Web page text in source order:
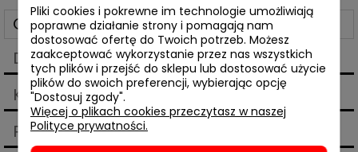
Opis
Dane techniczne
Koszty dostawy
Cena nie zawiera ewentualnych kosztów płatności
Produkty powiązane
Pliki cookies i pokrewne im technologie umożliwiają
poprawne działanie strony i pomagają nam
dostosować ofertę do Twoich potrzeb. Możesz
zaakceptować wykorzystanie przez nas wszystkich
tych plików i przejść do sklepu lub dostosować użycie
plików do swoich preferencji, wybierając opcję
"Dostosuj zgody".
Więcej o plikach cookies przeczytasz w naszej
Polityce prywatności.